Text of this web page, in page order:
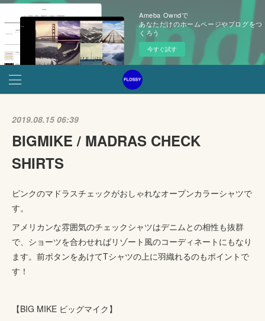
Ameba Owndで
あなただけのホームページやブログをつ
くろう
今すぐ試す
2019.08.15 06:39
BIGMIKE / MADRAS CHECK
SHIRTS
ピンクのマドラスチェックがおしゃれなオープンカラーシャツで
す。
アメリカンな雰囲気のチェックシャツはデニムとの相性も抜群
で、ショーツを合わせればリゾート風のコーディネートにもなり
ます。前ボタンをあけてTシャツの上に羽織れるのもポイントで
す！
【BIG MIKE ビッグマイク】